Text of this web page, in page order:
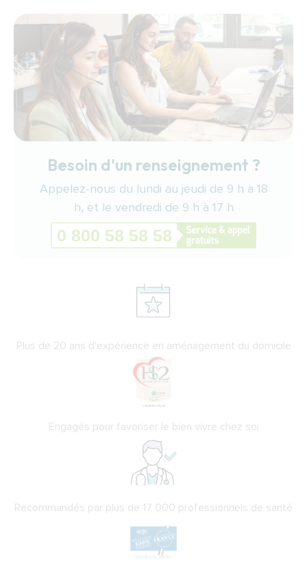
Besoin d'un renseignement ?
Appelez-nous du lundi au jeudi de 9 h à 18
h, et le vendredi de 9 h à 17 h
Plus de 20 ans d'expérience en aménagement du domicile
Engagés pour favoriser le bien vivre chez soi
Recommandés par plus de 17 000 professionnels de santé